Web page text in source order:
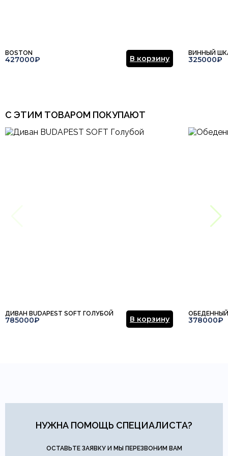
BOSTON
427000₽ В корзину
ВИННЫЙ
325000₽
С ЭТИМ ТОВАРОМ ПОКУПАЮТ
ДИВАН BUDAPEST SOFT ГОЛУБОЙ
785000₽ В корзину
ОБЕДЕННЫЙ
378000₽
НУЖНА ПОМОЩЬ СПЕЦИАЛИСТА?
ОСТАВЬТЕ ЗАЯВКУ И МЫ ПЕРЕЗВОНИМ ВАМ